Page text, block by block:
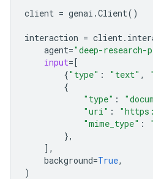
client = genai .Client()
interaction = client.
agent="deep-research-
input=[
{"type" : "text" ,
{
"type" :
"uri" :
"mime_type" :
},
],
background=True,
)